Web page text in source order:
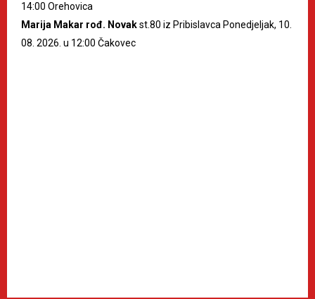
14:00 Orehovica
Marija Makar rođ. Novakst.80 iz Pribislavca Ponedjeljak, 10.
08. 2026. u 12:00 Čakovec